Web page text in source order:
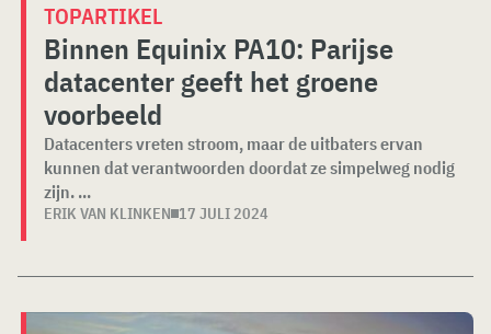
TOPARTIKEL
Binnen Equinix PA10: Parijse
datacenter geeft het groene
voorbeeld
Datacenters vreten stroom, maar de uitbaters ervan
kunnen dat verantwoorden doordat ze simpelweg nodig
zijn. ...
ERIK VAN KLINKEN 17 JULI 2024